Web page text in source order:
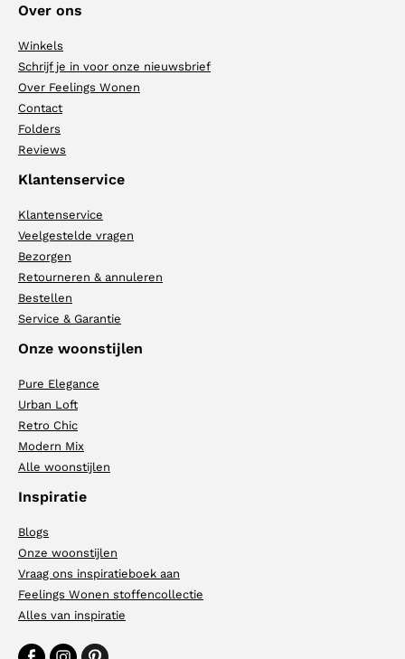
Over ons
Winkels
Schrijf je in voor onze nieuwsbrief
Over Feelings Wonen
Contact
Folders
Reviews
Klantenservice
Klantenservice
Veelgestelde vragen
Bezorgen
Retourneren & annuleren
Bestellen
Service & Garantie
Onze woonstijlen
Pure Elegance
Urban Loft
Retro Chic
Modern Mix
Alle woonstijlen
Inspiratie
Blogs
Onze woonstijlen
Vraag ons inspiratieboek aan
Feelings Wonen stoffencollectie
Alles van inspiratie